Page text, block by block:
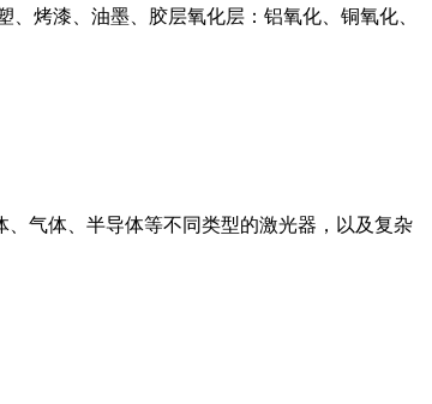
烤漆、油墨、胶层氧化层：铝氧化、铜氧化、
气体、半导体等不同类型的激光器，以及复杂